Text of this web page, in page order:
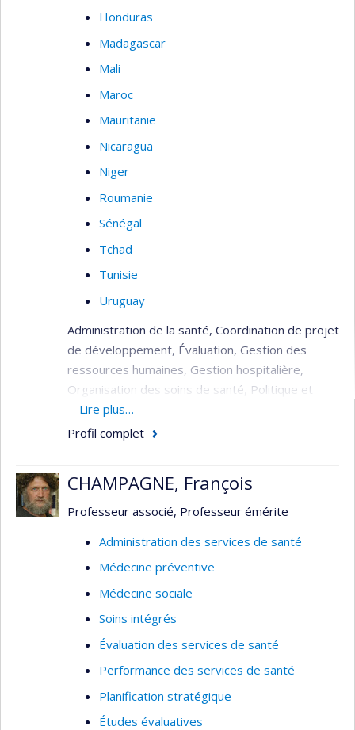
Honduras
Madagascar
Mali
Maroc
Mauritanie
Nicaragua
Niger
Roumanie
Sénégal
Tchad
Tunisie
Uruguay
Administration de la santé, Coordination de projet
de développement, Évaluation, Gestion des
ressources humaines, Gestion hospitalière,
Organisation des soins de santé, Politique et
planification de la santé, Réhabilitation du
système de santé (post crise), Soins de santé
Lire plus…
Profil complet
CHAMPAGNE, François
Professeur associé, Professeur émérite
Administration des services de santé
Médecine préventive
Médecine sociale
Soins intégrés
Évaluation des services de santé
Performance des services de santé
Planification stratégique
Études évaluatives